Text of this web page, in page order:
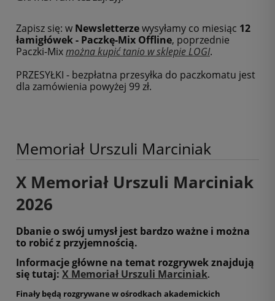
Zapisz się: w Newsletterzewysyłamy co miesiąc 12
łamigłówek - Paczkę-Mix Offline, poprzednie
Paczki-Mixmożna kupić tanio w sklepie LOGI.
PRZESYŁKI - bezpłatna przesyłka do paczkomatu jest
dla zamówienia powyżej 99 zł.
Memoriał Urszuli Marciniak
X Memoriał Urszuli Marciniak
2026
Dbanie o swój umysł jest bardzo ważne i można
to robić z przyjemnością.
Informacje główne na temat rozgrywek znajdują
się tutaj: X Memoriał Urszuli Marciniak.
Finały będą rozgrywane w ośrodkach akademickich